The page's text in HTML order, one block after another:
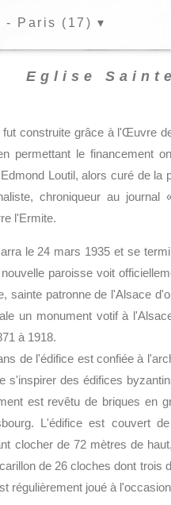
- Paris (17) ▾
Eglise
fut construite grâce à l'Œuvre
permettant le financement
Loutil, alors curé de la
chroniqueur au
l'Ermite.
le 24 mars 1935 et se
paroisse voit
sainte patronne de l'Alsace
un monument votif à
à 1918.
de l'édifice est confiée à
s'inspirer des édifices
est revêtu de briques en
L'édifice est couvert
clocher de 72 mètres de
de 26 cloches dont trois
régulièrement joué à